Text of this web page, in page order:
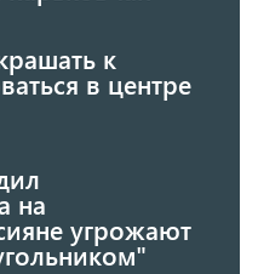
к
в центре
на
угрожают